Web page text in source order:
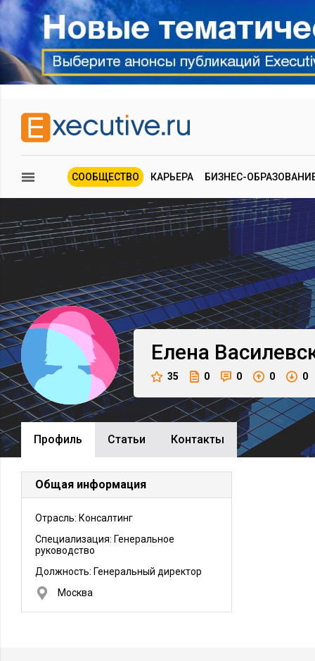
СООБЩЕСТВО КАРЬЕРА БИЗНЕС-
Елена
35 0 0 0 0
Профиль Cтатьи Контакты
Общая информация
Отрасль: Консалтинг
Специализация: Генеральное
руководство
Должность: Генеральный директор
Москва